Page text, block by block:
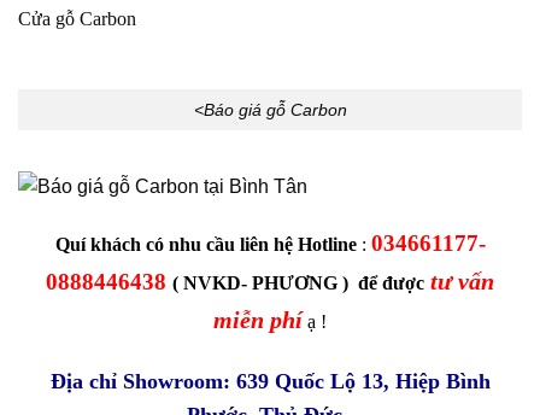
Cửa gỗ Carbon
<Báo giá gỗ Carbon
Quí khách có nhu cầu liên hệ Hotline: 034661177-
0888446438 ( NVKD- PHƯƠNG ) để được tư vấn
miễn phí ạ !
Địa chỉ Showroom: 639 Quốc Lộ 13, Hiệp Bình